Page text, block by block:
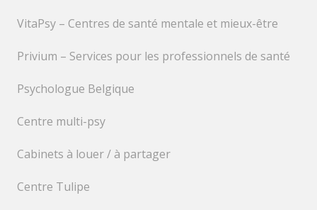
VitaPsy – Centres de santé mentale et mieux-être
Privium – Services pour les professionnels de santé
Psychologue Belgique
Centre multi-psy
Cabinets à louer / à partager
Centre Tulipe